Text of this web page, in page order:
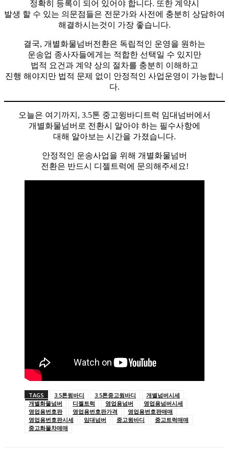
정확히 등록이 되어 있어야 합니다. 또한 계약시
발생 할 수 있는 의문점들은 전문가와 사전에 충분히 상담하여
해결하시는것이 가장 좋습니다.
​결국, 개별화물넘버전환은 독립적인 운영을 원하는
운송업 종사자들에게는 적합한 선택일 수 있지만
법적 요건과 계약 상의 절차를 충분히 이해하고
진행 해야지만 법적 문제 없이 안정적인 사업운영이 가능합니
다.
오늘은 여기까지, 3.5톤 중고윙바디트럭 임대넘버에서
개별화물넘버로 전환시 알아야 하는 필수사항에
대해 알아보는 시간을 가졌습니다.
​안정적인 운송사업을 위해 개별화물넘버
전환은 반드시 디젤트럭에 문의해주세요!
TAGS 3.5톤윙바디 3.5톤중고윙바디
개별넘버시세
개별화물넘버
디젤트럭 영업용넘버
영업용넘버시세
영업용번호판
영업용번호판가격
영업용번호판매매
영업용번호판시세
임대넘버 중고윙바디
중고트럭매매
중고화물차매매